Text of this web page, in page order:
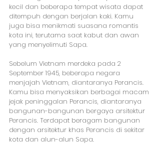
kecil dan beberapa tempat wisata dapat
ditempuh dengan berjalan kaki. Kamu
juga bisa menikmati suasana romantis
kota ini, terutama saat kabut dan awan
yang menyelimuti Sapa.
Sebelum Vietnam merdeka pada 2
September 1945, beberapa negara
menjajah Vietnam, diantaranya Perancis.
Kamu bisa menyaksikan berbagai macam
jejak peninggalan Perancis, diantaranya
bangunan-bangunan bergaya arsitektur
Perancis. Terdapat beragam bangunan
dengan arsitektur khas Perancis di sekitar
kota dan alun-alun Sapa.